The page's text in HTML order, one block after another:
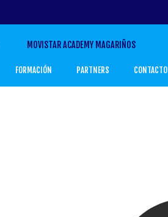
MOVISTAR ACADEMY MAGARIÑOS
FORMACIÓN PARTNERS CONTACTO